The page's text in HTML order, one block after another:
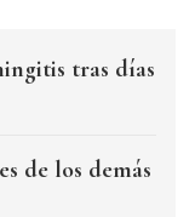
tras días
de los demás